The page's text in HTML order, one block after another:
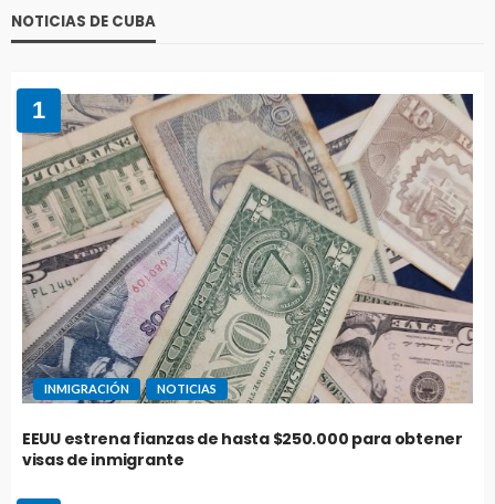
NOTICIAS DE CUBA
1
INMIGRACIÓN NOTICIAS
EEUU estrena fianzas de hasta $250.000 para obtener
visas de inmigrante